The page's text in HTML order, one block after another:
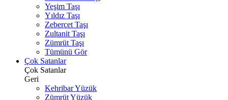
Yeşim Taşı
Yıldız Taşı
Zebercet Taşı
Zultanit Taşı
Zümrüt Taşı
Tümünü Gör
Çok Satanlar
Çok Satanlar
Geri
Kehribar Yüzük
Zümrüt Yüzük